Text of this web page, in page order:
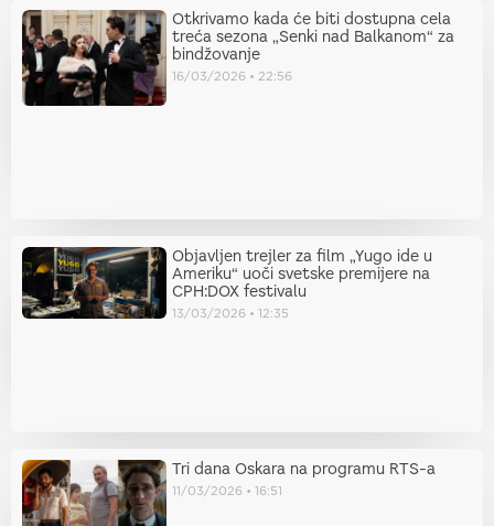
Otkrivamo kada će biti dostupna cela
treća sezona „Senki nad Balkanom“ za
bindžovanje
16/03/2026 22:56
Objavljen trejler za film „Yugo ide u
Ameriku“ uoči svetske premijere na
CPH:DOX festivalu
13/03/2026 12:35
Tri dana Oskara na programu RTS-a
11/03/2026 16:51